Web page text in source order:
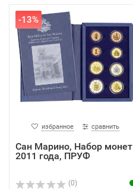
-13%
избранное сравнить
Сан Марино, Набор монет
2011 года, ПРУФ
(0)